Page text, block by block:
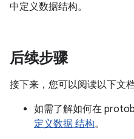
中定义数据结构。
后续步骤
接下来，您可以阅读以下文档
如需了解如何在
定义数据 结构。